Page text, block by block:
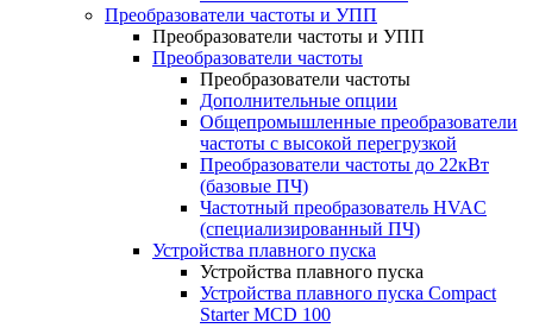
Преобразователи частоты и УПП
Преобразователи частоты и УПП
Преобразователи частоты
Преобразователи частоты
Дополнительные опции
Общепромышленные преобразователи
частоты с высокой перегрузкой
Преобразователи частоты до 22кВт
(базовые ПЧ)
Частотный преобразователь HVAC
(специализированный ПЧ)
Устройства плавного пуска
Устройства плавного пуска
Устройства плавного пуска Compact
Starter MCD 100